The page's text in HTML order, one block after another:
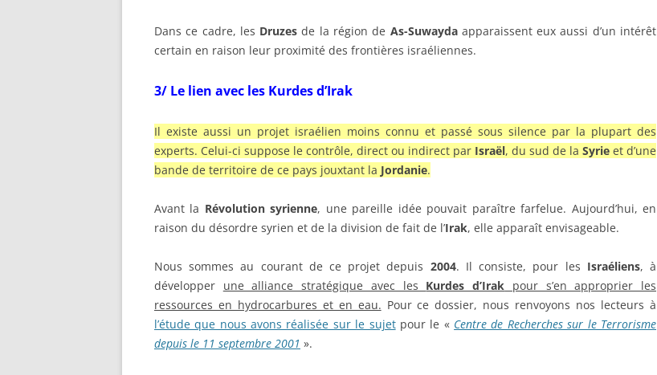
Dans ce cadre, les Druzesde la région de As-Suwaydaapparaissent eux aussi d’un intérêt
certain en raison leur proximité des frontières israéliennes.
3/ Le lien avec les Kurdes d’Irak
Il existe aussi un projet israélien moins connu et passé sous silence par la plupart des
experts. Celui-ci suppose le contrôle, direct ou indirect par Israël, du sud de la Syrie et d’une
bande de territoire de ce pays jouxtant la Jordanie.
Avant la Révolution syrienne, une pareille idée pouvait paraître farfelue. Aujourd’hui, en
raison du désordre syrien et de la division de fait de l’Irak, elle apparaît envisageable.
Nous sommes au courant de ce projet depuis 2004. Il consiste, pour les Israéliens, à
développer une alliance stratégique avec les Kurdes d’Irak pour s’en approprier les
ressources en hydrocarbures et en eau. Pour ce dossier, nous renvoyons nos lecteurs à
l’étude que nous avons réalisée sur le sujetpour le « Centre de Recherches sur le Terrorisme
depuis le 11 septembre 2001 ».